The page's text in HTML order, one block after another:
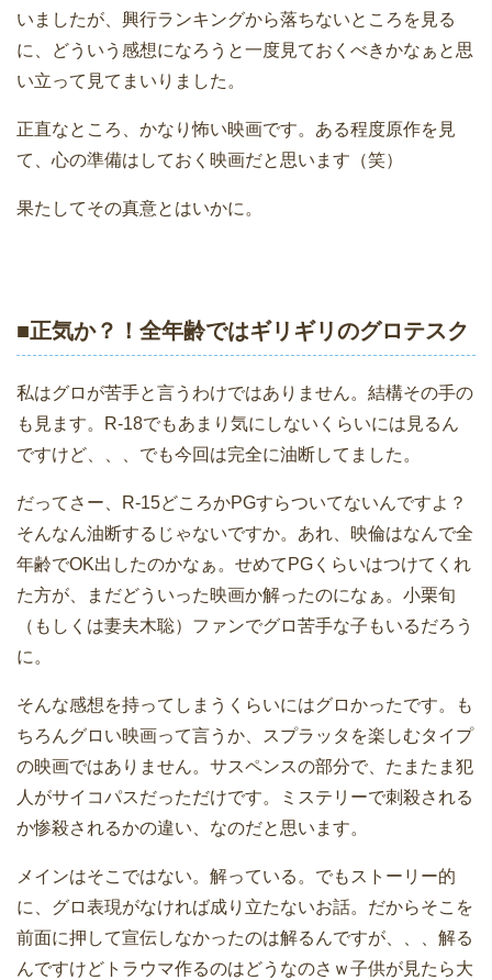
いましたが、興行ランキングから落ちないところを見る
に、どういう感想になろうと一度見ておくべきかなぁと思
い立って見てまいりました。
正直なところ、かなり怖い映画です。ある程度原作を見
て、心の準備はしておく映画だと思います（笑）
果たしてその真意とはいかに。
■正気か？！全年齢ではギリギリのグロテスク
私はグロが苦手と言うわけではありません。結構その手の
も見ます。R-18でもあまり気にしないくらいには見るん
ですけど、、、でも今回は完全に油断してました。
だってさー、R-15どころかPGすらついてないんですよ？
そんなん油断するじゃないですか。あれ、映倫はなんで全
年齢でOK出したのかなぁ。せめてPGくらいはつけてくれ
た方が、まだどういった映画か解ったのになぁ。小栗旬
（もしくは妻夫木聡）ファンでグロ苦手な子もいるだろう
に。
そんな感想を持ってしまうくらいにはグロかったです。も
ちろんグロい映画って言うか、スプラッタを楽しむタイプ
の映画ではありません。サスペンスの部分で、たまたま犯
人がサイコパスだっただけです。ミステリーで刺殺される
か惨殺されるかの違い、なのだと思います。
メインはそこではない。解っている。でもストーリー的
に、グロ表現がなければ成り立たないお話。だからそこを
前面に押して宣伝しなかったのは解るんですが、、、解る
んですけどトラウマ作るのはどうなのさｗ子供が見たら大